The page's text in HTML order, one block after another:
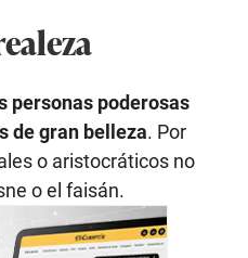
personas poderosas
de gran belleza. Por
o aristocráticos no
o el faisán.